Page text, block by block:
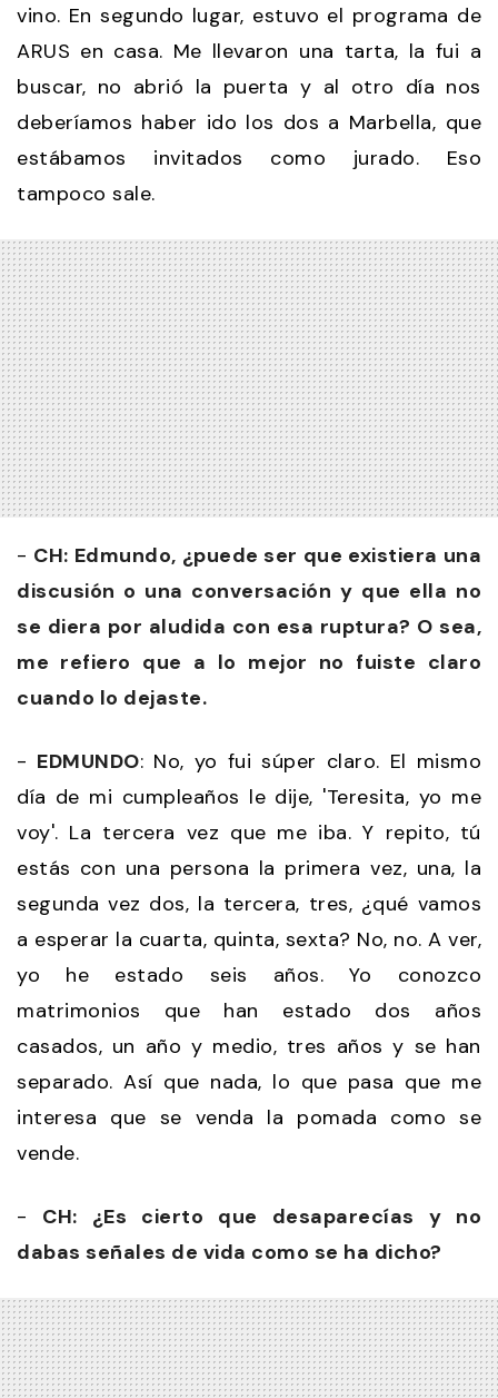
vino. En segundo lugar, estuvo el programa de
ARUS en casa. Me llevaron una tarta, la fui a
buscar, no abrió la puerta y al otro día nos
deberíamos haber ido los dos a Marbella, que
estábamos invitados como jurado. Eso
tampoco sale.
- CH: Edmundo, ¿puede ser que existiera una
discusión o una conversación y que ella no
se diera por aludida con esa ruptura? O sea,
me refiero que a lo mejor no fuiste claro
cuando lo dejaste.
- EDMUNDO: No, yo fui súper claro. El mismo
día de mi cumpleaños le dije, 'Teresita, yo me
voy'. La tercera vez que me iba. Y repito, tú
estás con una persona la primera vez, una, la
segunda vez dos, la tercera, tres, ¿qué vamos
a esperar la cuarta, quinta, sexta? No, no. A ver,
yo he estado seis años. Yo conozco
matrimonios que han estado dos años
casados, un año y medio, tres años y se han
separado. Así que nada, lo que pasa que me
interesa que se venda la pomada como se
vende.
- CH: ¿Es cierto que desaparecías y no
dabas señales de vida como se ha dicho?